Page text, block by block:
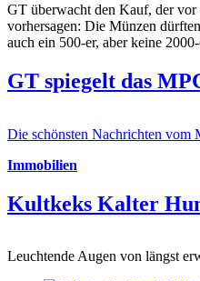
GT überwacht den Kauf, der vor
vorhersagen: Die Münzen
auch ein 500-er, aber keine 2000-
GT spiegelt das
Die schönsten Nachrichten vom
Immobilien
Kultkeks Kalter
Leuchtende Augen von längst